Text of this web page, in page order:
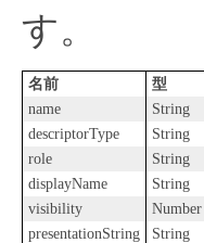
す。
名前 型
name
String
descriptorType
String
role
String
displayName
String
visibility
Number
presentationString
String